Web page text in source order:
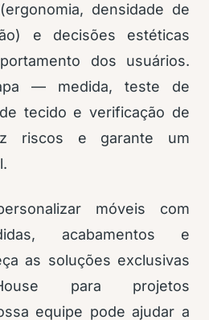
densidade de
e decisões estéticas
dos usuários.
— medida, teste de
tecido e verificação de
riscos e garante um
móveis com
acabamentos e
as soluções exclusivas
para projetos
equipe pode ajudar a